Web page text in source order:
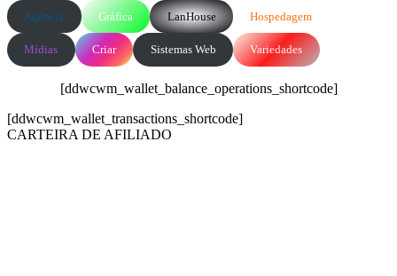
Agência Gráfica LanHouse Hospedagem
Mídias Criar Sistemas Web Variedades
[ddwcwm_wallet_balance_operations_shortcode]
[ddwcwm_wallet_transactions_shortcode]
CARTEIRA DE AFILIADO